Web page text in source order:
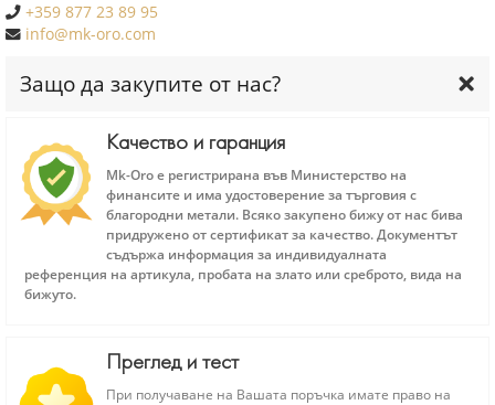
+359 877 23 89 95
info@mk-oro.com
Защо да закупите от нас?
Качество и гаранция
Mk-Oro е регистрирана във Министерство на
финансите и има удостоверение за търговия с
благородни метали. Всяко закупено бижу от нас бива
придружено от сертификат за качество. Документът
съдържа информация за индивидуалната
референция на артикула, пробата на злато или среброто, вида на
бижуто.
Преглед и тест
При получаване на Вашата поръчка имате право на